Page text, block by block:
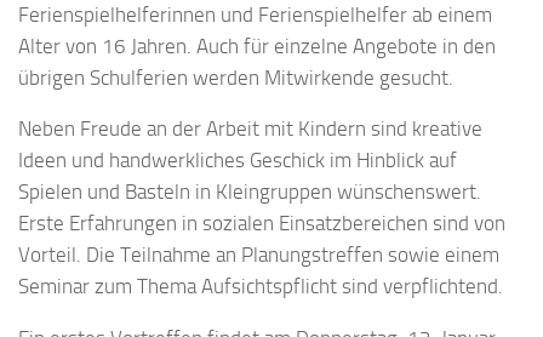
Ferienspielhelferinnen und Ferienspielhelfer ab einem
Alter von 16 Jahren. Auch für einzelne Angebote in den
übrigen Schulferien werden Mitwirkende gesucht.
Neben Freude an der Arbeit mit Kindern sind kreative
Ideen und handwerkliches Geschick im Hinblick auf
Spielen und Basteln in Kleingruppen wünschenswert.
Erste Erfahrungen in sozialen Einsatzbereichen sind von
Vorteil. Die Teilnahme an Planungstreffen sowie einem
Seminar zum Thema Aufsichtspflicht sind verpflichtend.